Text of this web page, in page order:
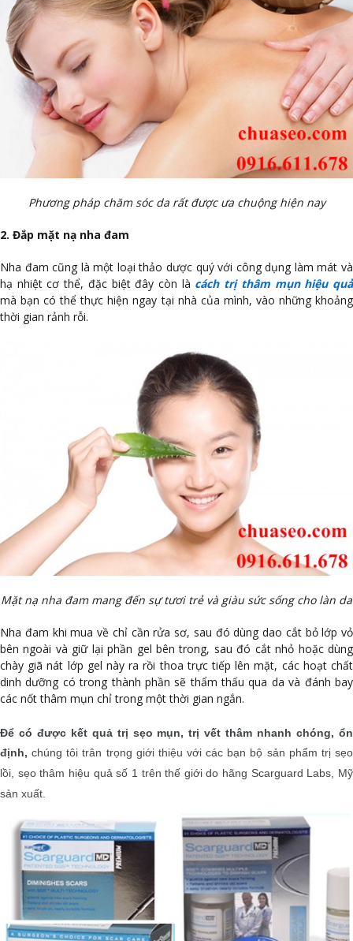
Phương pháp chăm sóc da rất được ưa chuộng hiện nay
2. Đắp mặt nạ nha đam
Nha đam cũng là một loại thảo dược quý với công dụng làm mát và
hạ nhiệt cơ thể, đặc biệt đây còn là cách trị thâm mụn hiệu quả
mà bạn có thể thực hiện ngay tại nhà của mình, vào những khoảng
thời gian rảnh rỗi.
Mặt nạ nha đam mang đến sự tươi trẻ và giàu sức sống cho làn da
Nha đam khi mua về chỉ cần rửa sơ, sau đó dùng dao cắt bỏ lớp vỏ
bên ngoài và giữ lại phần gel bên trong, sau đó cắt nhỏ hoặc dùng
chày giã nát lớp gel này ra rồi thoa trực tiếp lên mặt, các hoạt chất
dinh dưỡng có trong thành phần sẽ thẩm thấu qua da và đánh bay
các nốt thâm mụn chỉ trong một thời gian ngắn.
Để có được kết quả trị sẹo mụn, trị vết thâm nhanh chóng, ổn
định, chúng tôi trân trọng giới thiệu với các bạn bộ sản phẩm trị sẹo
lồi, sẹo thâm hiệu quả số 1 trên thế giới do hãng Scarguard Labs, Mỹ
sản xuất.